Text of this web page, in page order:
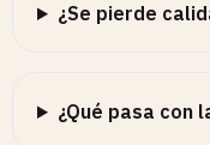
¿Se pierde
¿Qué pasa con